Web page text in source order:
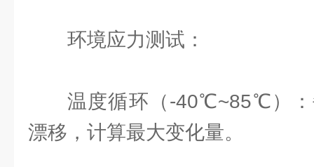
环境应力测试：
温度循环（-40℃~85℃）
漂移，计算最大变化量。